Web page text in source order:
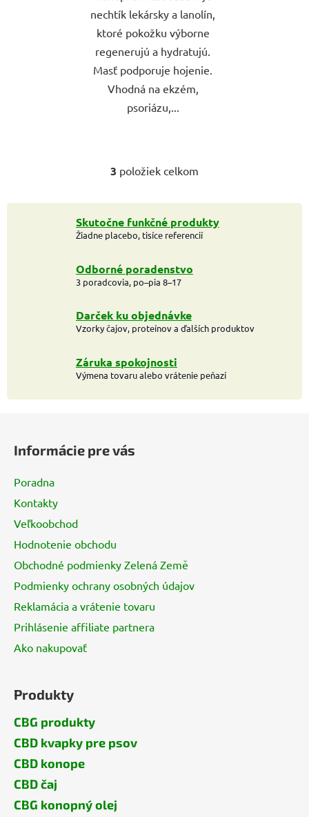
nechtík lekársky a lanolín,
ktoré pokožku výborne
regenerujú a hydratujú.
Masť podporuje hojenie.
Vhodná na ekzém,
psoriázu,...
O
l
á
d
c
i
p
r
k
y
ý
3 položiek celkom
Skutočne funkčné produkty
Žiadne placebo, tisíce referencií
Odborné poradenstvo
3 poradcovia, po–pia 8–17
Darček ku objednávke
Vzorky čajov, proteínov a ďalších produktov
Záruka spokojnosti
Výmena tovaru alebo vrátenie peňazí
Informácie pre vás
Poradna
Kontakty
Veľkoobchod
Hodnotenie obchodu
Obchodné podmienky Zelená Země
Podmienky ochrany osobných údajov
Reklamácia a vrátenie tovaru
Prihlásenie affiliate partnera
Ako nakupovať
Produkty
CBG produkty
CBD kvapky pre psov
CBD konope
CBD čaj
CBG konopný olej